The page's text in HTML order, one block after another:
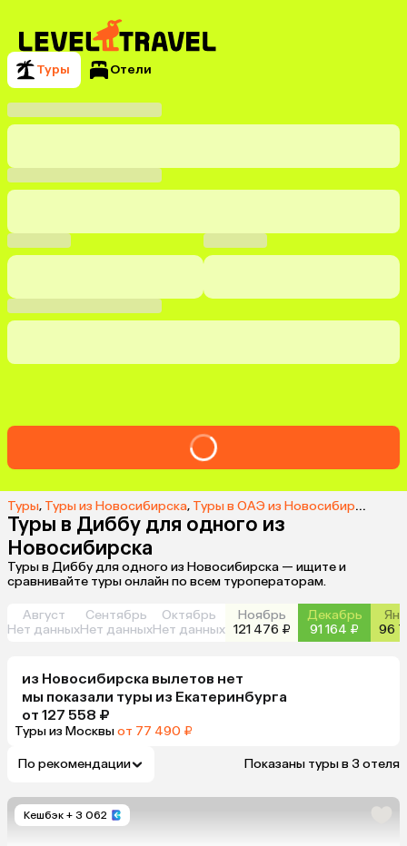
Туры Отели
Туры, Туры из Новосибирска, Туры в ОАЭ из Новосибирска
Туры в Диббу для одного из
Новосибирска
Туры в Диббу для одного из Новосибирска — ищите и
сравнивайте туры онлайн по всем туроператорам.
Август
Нет данных
Сентябрь
Нет данных
Октябрь
Нет данных
Ноябрь
121 476 ₽
Декабрь
91 164 ₽
96
из Новосибирска вылетов нет
мы показали туры из Екатеринбурга
от 127 558 ₽
Туры из Москвыот 77 490 ₽
По рекомендации Показаны туры в 3 отеля
Кешбэк + 3 062